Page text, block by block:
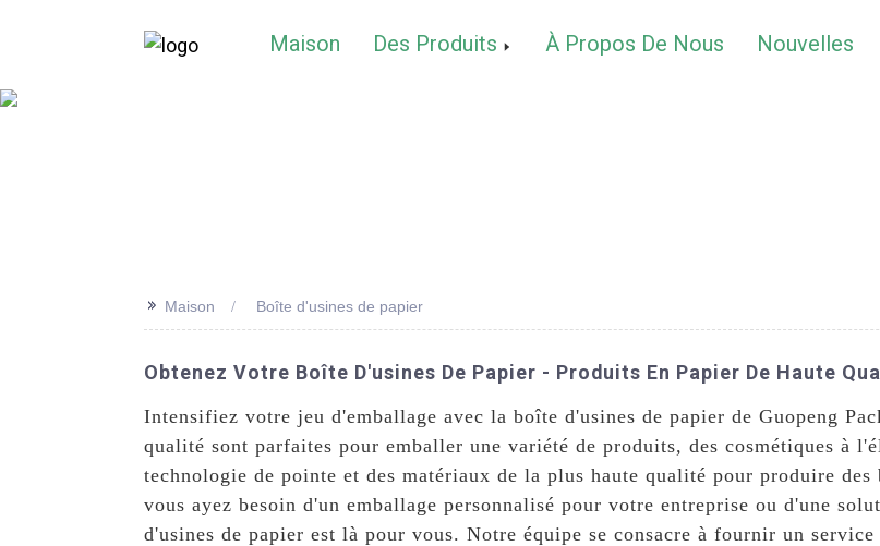
Maison Des Produits À Propos De Nous Nouvelles
>> Maison Boîte d'usines de papier
Obtenez Votre Boîte D'usines De Papier - Produits En Papier De Haute
Intensifiez votre jeu d'emballage avec la boîte d'usines de papier de Guopeng
qualité sont parfaites pour emballer une variété de produits, des cosmétiques à
technologie de pointe et des matériaux de la plus haute qualité pour produire
vous ayez besoin d'un emballage personnalisé pour votre entreprise ou d'une
d'usines de papier est là pour vous. Notre équipe se consacre à fournir un